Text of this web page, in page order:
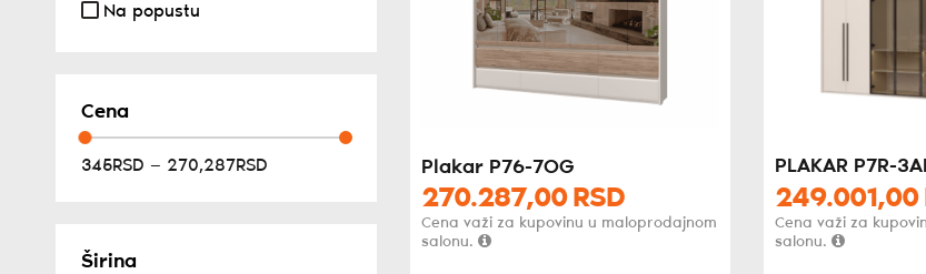
Na popustu
Cena
345RSD — 270,287RSD
Širina
Plakar P76-7OG
270.287,00 RSD
Cena važi za kupovinu u maloprodajnom
salonu.
PLAKAR P7R-
249.001,00
Cena važi za
salonu.